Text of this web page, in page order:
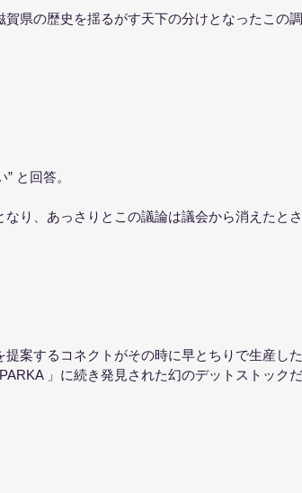
県の歴史を揺るがす天下の分けとなったこの調
と回答。
り、あっさりとこの議論は議会から消えたとさ
案するコネクトがその時に早とちりで生産し
」に続き発見された幻のデットストックだ